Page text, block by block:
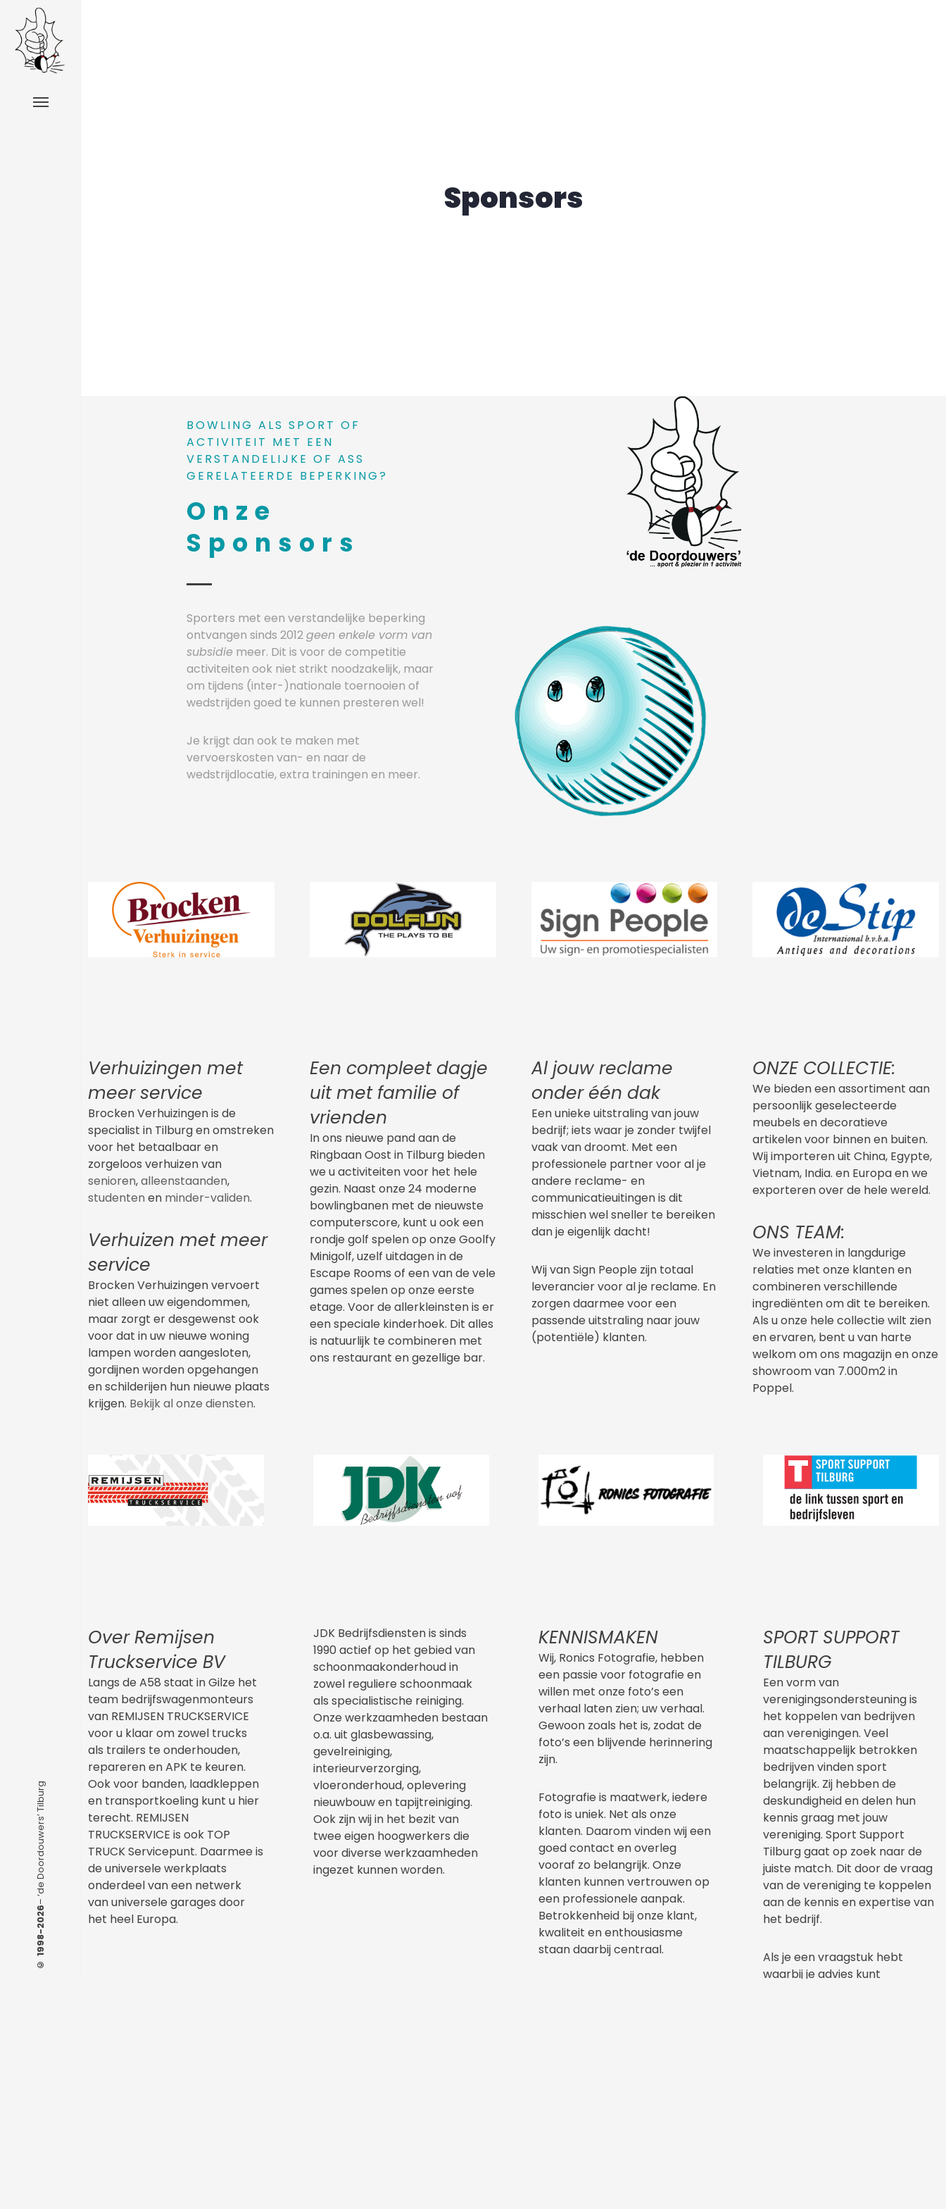
© 1998-2026
– ‘de Doordouwers’ Tilburg
Sponsors
BOWLING ALS SPORT OF
ACTIVITEIT MET EEN
VERSTANDELIJKE OF ASS
GERELATEERDE BEPERKING?
Onze
Sponsors
Sporters met een verstandelijke beperking
ontvangen sinds 2012geen enkele vorm van
subsidie meer. Dit is voor de competitie
activiteiten ook niet strikt noodzakelijk, maar
om tijdens (inter-)nationale toernooien of
wedstrijden goed te kunnen presteren wel!
Je krijgt dan ook te maken met
vervoerskosten van- en naar de
wedstrijdlocatie, extra trainingen en meer.
Verhuizingen met
meer service
Brocken Verhuizingen is de
specialist in Tilburg en omstreken
voor het betaalbaar en
zorgeloos verhuizen van
senioren,alleenstaanden,
studenten en minder-validen.
Verhuizen met meer
service
Brocken Verhuizingen vervoert
niet alleen uw eigendommen,
maar zorgt er desgewenst ook
voor dat in uw nieuwe woning
lampen worden aangesloten,
gordijnen worden opgehangen
en schilderijen hun nieuwe plaats
krijgen. Bekijk al onze diensten.
Een compleet dagje
uit met familie of
vrienden
In ons nieuwe pand aan de
Ringbaan Oost in Tilburg bieden
we u activiteiten voor het hele
gezin. Naast onze 24 moderne
bowlingbanen met de nieuwste
computerscore, kunt u ook een
rondje golf spelen op onze Goolfy
Minigolf, uzelf uitdagen in de
Escape Rooms of een van de vele
games spelen op onze eerste
etage. Voor de allerkleinsten is er
een speciale kinderhoek. Dit alles
is natuurlijk te combineren met
ons restaurant en gezellige bar.
Al jouw reclame
onder één dak
Een unieke uitstraling van jouw
bedrijf; iets waar je zonder twijfel
vaak van droomt. Met een
professionele partner voor al je
andere reclame- en
communicatieuitingen is dit
misschien wel sneller te bereiken
dan je eigenlijk dacht!
Wij van Sign People zijn totaal
leverancier voor al je reclame. En
zorgen daarmee voor een
passende uitstraling naar jouw
(potentiële) klanten.
ONZE COLLECTIE:
We bieden een assortiment aan
persoonlijk geselecteerde
meubels en decoratieve
artikelen voor binnen en buiten.
Wij importeren uit China, Egypte,
Vietnam, India. en Europa en we
exporteren over de hele wereld.
ONS TEAM:
We investeren in langdurige
relaties met onze klanten en
combineren verschillende
ingrediënten om dit te bereiken.
Als u onze hele collectie wilt zien
en ervaren, bent u van harte
welkom om ons magazijn en onze
showroom van 7.000m2in
Poppel.
Over Remijsen
Truckservice BV
Langs de A58 staat in Gilze het
team bedrijfswagenmonteurs
van REMIJSEN TRUCKSERVICE
voor u klaar om zowel trucks
als trailers te onderhouden,
repareren en APK te keuren.
Ook voor banden, laadkleppen
en transportkoeling kunt u hier
terecht. REMIJSEN
TRUCKSERVICE is ook TOP
TRUCK Servicepunt. Daarmee is
de universele werkplaats
onderdeel van een netwerk
van universele garages door
het heel Europa.
JDK Bedrijfsdiensten is sinds
1990 actief op het gebied van
schoonmaakonderhoud in
zowel reguliere schoonmaak
als specialistische reiniging.
Onze werkzaamheden bestaan
o.a. uit glasbewassing,
gevelreiniging,
interieurverzorging,
vloeronderhoud, oplevering
nieuwbouw en tapijtreiniging.
Ook zijn wij in het bezit van
twee eigen hoogwerkers die
voor diverse werkzaamheden
ingezet kunnen worden.
KENNISMAKEN
Wij, Ronics Fotografie, hebben
een passie voor fotografie en
willen met onze foto’s een
verhaal laten zien; uw verhaal.
Gewoon zoals het is, zodat de
foto’s een blijvende herinnering
zijn.
Fotografie is maatwerk, iedere
foto is uniek. Net als onze
klanten. Daarom vinden wij een
goed contact en overleg
vooraf zo belangrijk. Onze
klanten kunnen vertrouwen op
een professionele aanpak.
Betrokkenheid bij onze klant,
kwaliteit en enthousiasme
staan daarbij centraal.
SPORT SUPPORT
TILBURG
Een vorm van
verenigingsondersteuning is
het koppelen van bedrijven
aan verenigingen. Veel
maatschappelijk betrokken
bedrijven vinden sport
belangrijk. Zij hebben de
deskundigheid en delen hun
kennis graag met jouw
vereniging. Sport Support
Tilburg gaat op zoek naar de
juiste match. Dit door de vraag
van de vereniging te koppelen
aan de kennis en expertise van
het bedrijf.
Als je een vraagstuk hebt
waarbij je advies kunt